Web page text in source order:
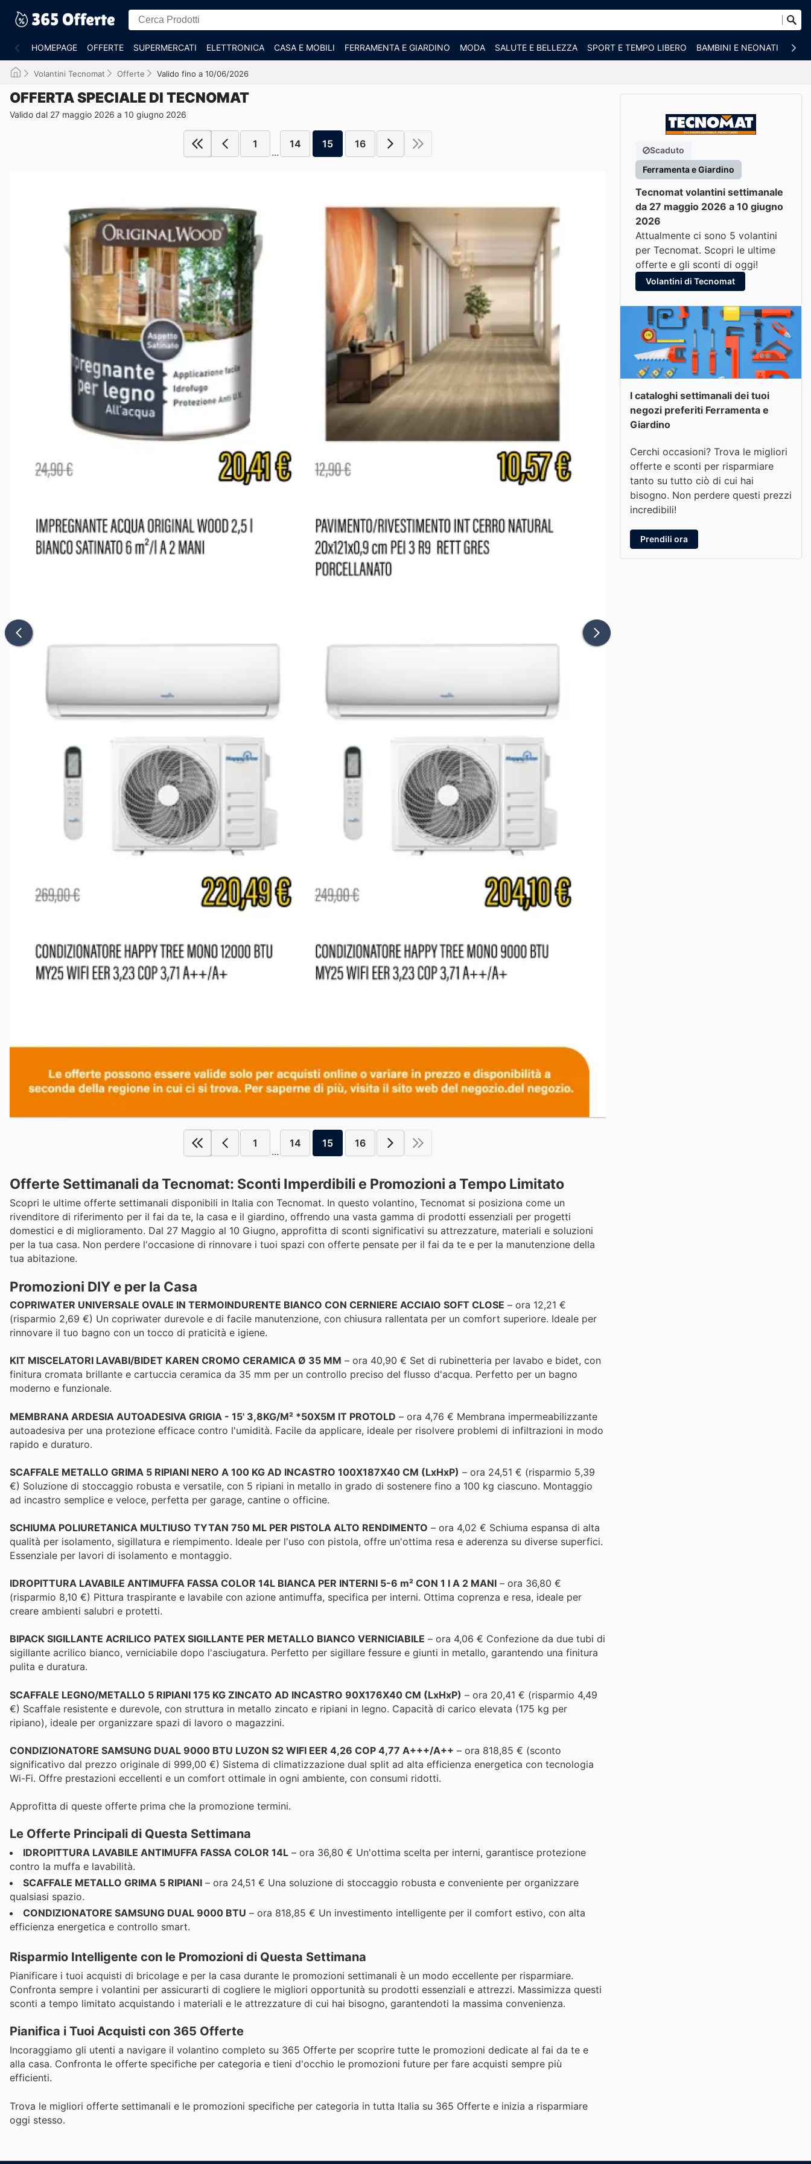
HOMEPAGE OFFERTE SUPERMERCATI ELETTRONICA CASA E MOBILI FERRAMENTA E GIARDINO MODA SALUTE E BELLEZZA SPORT E TEMPO LIBERO BAMBINI E NEONATI
Volantini Tecnomat Offerte Valido fino a 10/06/2026
OFFERTA SPECIALE DI TECNOMAT
Valido dal 27 maggio 2026 a 10 giugno 2026
1
...
14 15 16
1
...
14 15 16
Offerte Settimanali da Tecnomat: Sconti Imperdibili e Promozioni a Tempo Limitato
Scopri le ultime offerte settimanali disponibili in Italia con Tecnomat. In questo volantino, Tecnomat si posiziona come un
rivenditore di riferimento per il fai da te, la casa e il giardino, offrendo una vasta gamma di prodotti essenziali per progetti
domestici e di miglioramento. Dal 27 Maggio al 10 Giugno, approfitta di sconti significativi su attrezzature, materiali e soluzioni
per la tua casa. Non perdere l'occasione di rinnovare i tuoi spazi con offerte pensate per il fai da te e per la manutenzione della
tua abitazione.
Promozioni DIY e per la Casa
COPRIWATER UNIVERSALE OVALE IN TERMOINDURENTE BIANCO CON CERNIERE ACCIAIO SOFT CLOSE – ora 12,21 €
(risparmio 2,69 €) Un copriwater durevole e di facile manutenzione, con chiusura rallentata per un comfort superiore. Ideale per
rinnovare il tuo bagno con un tocco di praticità e igiene.
KIT MISCELATORI LAVABI/BIDET KAREN CROMO CERAMICA Ø 35 MM – ora 40,90 € Set di rubinetteria per lavabo e bidet, con
finitura cromata brillante e cartuccia ceramica da 35 mm per un controllo preciso del flusso d'acqua. Perfetto per un bagno
moderno e funzionale.
MEMBRANA ARDESIA AUTOADESIVA GRIGIA - 15' 3,8KG/M² *50X5M IT PROTOLD – ora 4,76 € Membrana impermeabilizzante
autoadesiva per una protezione efficace contro l'umidità. Facile da applicare, ideale per risolvere problemi di infiltrazioni in modo
rapido e duraturo.
SCAFFALE METALLO GRIMA 5 RIPIANI NERO A 100 KG AD INCASTRO 100X187X40 CM (LxHxP) – ora 24,51 € (risparmio 5,39
€) Soluzione di stoccaggio robusta e versatile, con 5 ripiani in metallo in grado di sostenere fino a 100 kg ciascuno. Montaggio
ad incastro semplice e veloce, perfetta per garage, cantine o officine.
SCHIUMA POLIURETANICA MULTIUSO TYTAN 750 ML PER PISTOLA ALTO RENDIMENTO – ora 4,02 € Schiuma espansa di alta
qualità per isolamento, sigillatura e riempimento. Ideale per l'uso con pistola, offre un'ottima resa e aderenza su diverse superfici.
Essenziale per lavori di isolamento e montaggio.
IDROPITTURA LAVABILE ANTIMUFFA FASSA COLOR 14L BIANCA PER INTERNI 5-6 m² CON 1 I A 2 MANI – ora 36,80 €
(risparmio 8,10 €) Pittura traspirante e lavabile con azione antimuffa, specifica per interni. Ottima coprenza e resa, ideale per
creare ambienti salubri e protetti.
BIPACK SIGILLANTE ACRILICO PATEX SIGILLANTE PER METALLO BIANCO VERNICIABILE – ora 4,06 € Confezione da due tubi di
sigillante acrilico bianco, verniciabile dopo l'asciugatura. Perfetto per sigillare fessure e giunti in metallo, garantendo una finitura
pulita e duratura.
SCAFFALE LEGNO/METALLO 5 RIPIANI 175 KG ZINCATO AD INCASTRO 90X176X40 CM (LxHxP) – ora 20,41 € (risparmio 4,49
€) Scaffale resistente e durevole, con struttura in metallo zincato e ripiani in legno. Capacità di carico elevata (175 kg per
ripiano), ideale per organizzare spazi di lavoro o magazzini.
CONDIZIONATORE SAMSUNG DUAL 9000 BTU LUZON S2 WIFI EER 4,26 COP 4,77 A+++/A++ – ora 818,85 € (sconto
significativo dal prezzo originale di 999,00 €) Sistema di climatizzazione dual split ad alta efficienza energetica con tecnologia
Wi-Fi. Offre prestazioni eccellenti e un comfort ottimale in ogni ambiente, con consumi ridotti.
Approfitta di queste offerte prima che la promozione termini.
Le Offerte Principali di Questa Settimana
IDROPITTURA LAVABILE ANTIMUFFA FASSA COLOR 14L – ora 36,80 € Un'ottima scelta per interni, garantisce protezione
contro la muffa e lavabilità.
SCAFFALE METALLO GRIMA 5 RIPIANI – ora 24,51 € Una soluzione di stoccaggio robusta e conveniente per organizzare
qualsiasi spazio.
CONDIZIONATORE SAMSUNG DUAL 9000 BTU – ora 818,85 € Un investimento intelligente per il comfort estivo, con alta
efficienza energetica e controllo smart.
Risparmio Intelligente con le Promozioni di Questa Settimana
Pianificare i tuoi acquisti di bricolage e per la casa durante le promozioni settimanali è un modo eccellente per risparmiare.
Confronta sempre i volantini per assicurarti di cogliere le migliori opportunità su prodotti essenziali e attrezzi. Massimizza questi
sconti a tempo limitato acquistando i materiali e le attrezzature di cui hai bisogno, garantendoti la massima convenienza.
Pianifica i Tuoi Acquisti con 365 Offerte
Incoraggiamo gli utenti a navigare il volantino completo su 365 Offerte per scoprire tutte le promozioni dedicate al fai da te e
alla casa. Confronta le offerte specifiche per categoria e tieni d'occhio le promozioni future per fare acquisti sempre più
efficienti.
Trova le migliori offerte settimanali e le promozioni specifiche per categoria in tutta Italia su 365 Offerte e inizia a risparmiare
oggi stesso.
Scaduto
Ferramenta e Giardino
Tecnomat volantini settimanale
da 27 maggio 2026 a 10 giugno
2026
Attualmente ci sono 5 volantini
per Tecnomat. Scopri le ultime
offerte e gli sconti di oggi!
Volantini di Tecnomat
I cataloghi settimanali dei tuoi
negozi preferiti Ferramenta e
Giardino
Cerchi occasioni? Trova le migliori
offerte e sconti per risparmiare
tanto su tutto ciò di cui hai
bisogno. Non perdere questi prezzi
incredibili!
Prendili ora